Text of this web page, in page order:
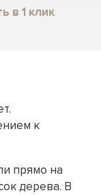
в 1 клик
к
прямо на
дерева. В